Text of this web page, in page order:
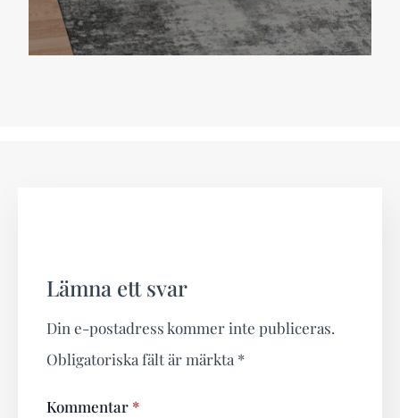
Lämna ett svar
Din e-postadress kommer inte publiceras.
Obligatoriska fält är märkta*
Kommentar *